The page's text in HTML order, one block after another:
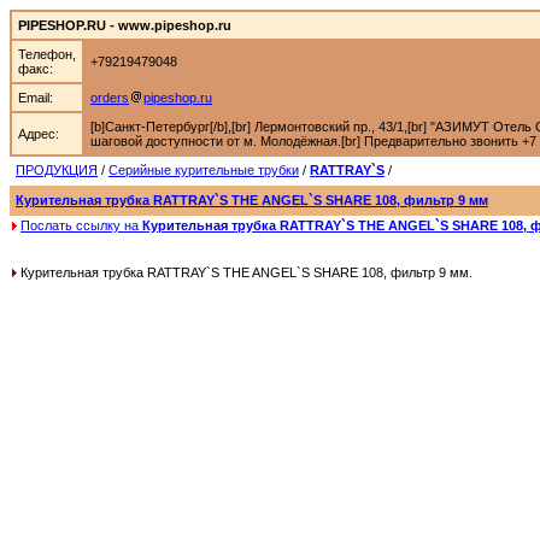
PIPESHOP.RU - www.pipeshop.ru
Телефон,
факс:
+79219479048
Email: orders pipeshop.ru
Адрес:
[b]Санкт-Петербург[/b],[br] Лермонтовский пр., 43/1,[br] "АЗИМУТ Отель
шаговой доступности от м. Молодёжная.[br] Предварительно звонить
ПРОДУКЦИЯ / Серийные курительные трубки / RATTRAY`S /
Курительная трубка RATTRAY`S THE ANGEL`S SHARE 108, фильтр 9 мм
Послать ссылку на Курительная трубка RATTRAY`S THE ANGEL`S SHARE 108,
Курительная трубка RATTRAY`S THE ANGEL`S SHARE 108, фильтр 9 мм.